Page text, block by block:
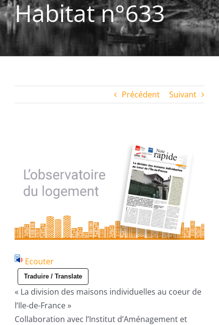
Habitat n°633
Précédent Suivant
agrandie
Ecouter
Traduire / Translate
« La division des maisons individuelles au coeur de
l’Ile-de-France »
Collaboration avec l’Institut d’Aménagement et